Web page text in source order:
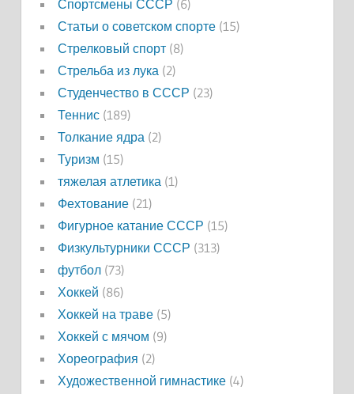
Спортсмены СССР (6)
Статьи о советском спорте(15)
Стрелковый спорт(8)
Стрельба из лука (2)
Студенчество в СССР (23)
Теннис(189)
Толкание ядра (2)
Туризм (15)
тяжелая атлетика (1)
Фехтование(21)
Фигурное катание СССР (15)
Физкультурники СССР (313)
футбол(73)
Хоккей (86)
Хоккей на траве(5)
Хоккей с мячом (9)
Хореография (2)
Художественной гимнастике(4)